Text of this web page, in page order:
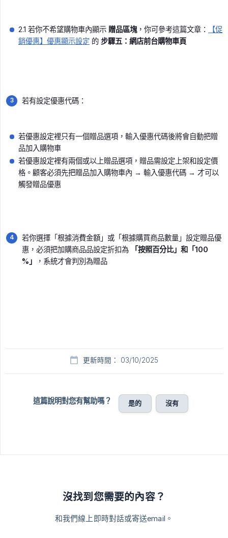
2.1 若你不希望購物車內顯示 贈品區塊，你可參考這篇文章：
【促
銷優惠】優惠顯示設定 的 步驟五：網店前台購物車頁
若有設定優惠代碼：
若優惠設定裡只有一個贈品選項，輸入優惠代碼後將會自動把贈
品加入購物車
若優惠設定裡有兩個或以上贈品選項，贈品需設定上架和設定價
格。顧客必須先把贈品加入購物車內 → 輸入優惠代碼 → 才可以
觸發贈品優惠
若你選擇「根據消費金額」或「根據購買商品數量」設定贈品優
惠，必須把加購商品品設定折扣為
「按照百分比」和「100
%」
，系統才會判別為贈品
更新時間： 03/10/2025
這篇說明對您有幫助嗎？ 是的 沒有
沒找到您需要的內容？
和我們線上即時對話或寄送email。